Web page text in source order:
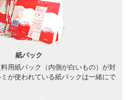
紙パック
用紙パック（内側が白いもの）が対
が使われている紙パックは一緒にで